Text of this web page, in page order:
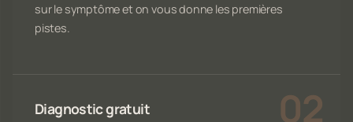
sur le symptôme et on vous donne les premières
pistes.
Diagnostic gratuit